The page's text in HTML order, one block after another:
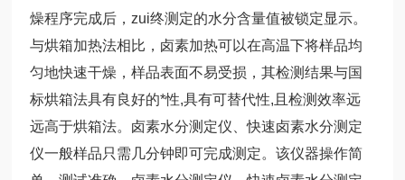
燥程序完成后，zui终测定的水分含量值被锁定显示。
与烘箱加热法相比，卤素加热可以在高温下将样品均
匀地快速干燥，样品表面不易受损，其检测结果与国
标烘箱法具有良好的*性,具有可替代性,且检测效率远
远高于烘箱法。卤素水分测定仪、快速卤素水分测定
仪一般样品只需几分钟即可完成测定。该仪器操作简